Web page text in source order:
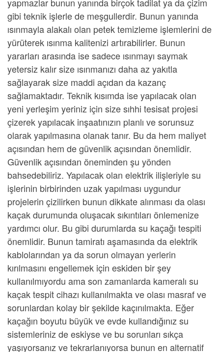
gibi teknik işlerle de meşgullerdir. Bunun yanında
ısınmayla alakalı olan petek temizleme işlemlerini de
yürüterek ısınma kalitenizi artırabilirler. Bunun
yararları arasında ise sadece ısınmayı saymak
yetersiz kalır size ısınmanızı daha az yakıtla
sağlayarak size maddi açıdan da kazanç
sağlamaktadır. Teknik kısımda ise yapılacak olan
yeni yerleşim yeriniz için sizesıhhi tesisat projesi
çizerek yapılacak inşaatınızın planlı ve sorunsuz
olarak yapılmasına olanak tanır. Bu da hem maliyet
açısından hem de güvenlik açısından önemlidir.
Güvenlik açısından öneminden şu yönden
bahsedebiliriz. Yapılacak olan elektrik ilişleriyle su
işlerinin birbirinden uzak yapılması uygundur
projelerin çizilirken bunun dikkate alınması da olası
kaçak durumunda oluşacak sıkıntıları önlemenize
yardımcı olur. Bu gibi durumlardasu kaçağı tespiti
önemlidir. Bunun tamiratı aşamasında da elektrik
kablolarından ya da sorun olmayan yerlerin
kırılmasını engellemek için eskiden bir şey
kullanılmıyordu ama son zamanlarda kameralı su
kaçak tespit cihazı kullanılmakta ve olası masraf ve
sorunlardan kolay bir şekilde kaçınılmakta. Eğer
kaçağın boyutu büyük ve evde kullandığınız su
sistemleriniz de eskiyse ve bu sorunları sıkça
yaşıyorsanız ve tekrarlanıyorsa bunun en alternatif